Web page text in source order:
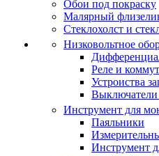
Обои под покраску
Малярный
Стеклохолст и
Низковольтное
Реле и
Устроиства
Выключатели
Инструмент для
Паяльники
Инструмент